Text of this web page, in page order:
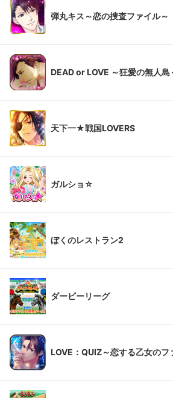
弾丸キス～恋の捜査ファイル～
DEAD or LOVE ～狂愛の無人島
天下一★戦国LOVERS
ガルショ☆
ぼくのレストラン2
ダービーリーグ
LOVE：QUIZ～恋する乙女のフ